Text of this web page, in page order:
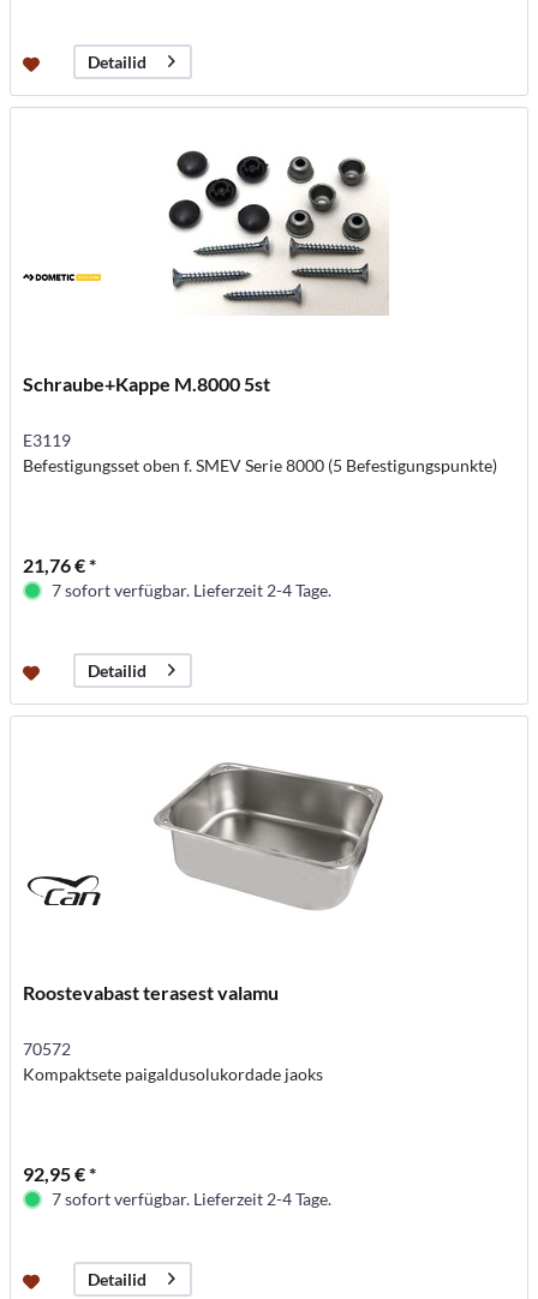
Detailid
Schraube+Kappe M.8000 5st
E3119
Befestigungsset oben f. SMEV Serie 8000 (5 Befestigungspunkte)
21,76 € *
7 sofort verfügbar. Lieferzeit 2-4 Tage.
Detailid
Roostevabast terasest valamu
70572
Kompaktsete paigaldusolukordade jaoks
92,95 € *
7 sofort verfügbar. Lieferzeit 2-4 Tage.
Detailid